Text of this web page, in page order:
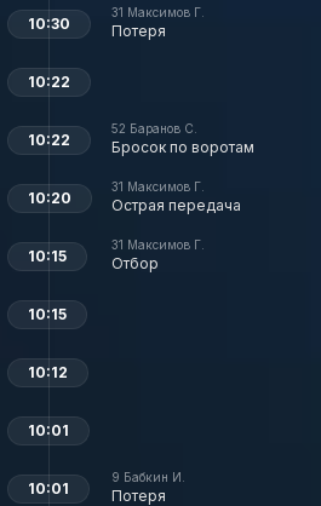
31 Максимов Г.
Потеря
10:30
10:22
52 Баранов С.
Бросок по воротам
10:22
31 Максимов Г.
Острая передача
10:20
31 Максимов Г.
Отбор
10:15
10:15
10:12
10:01
9 Бабкин И.
Потеря
10:01